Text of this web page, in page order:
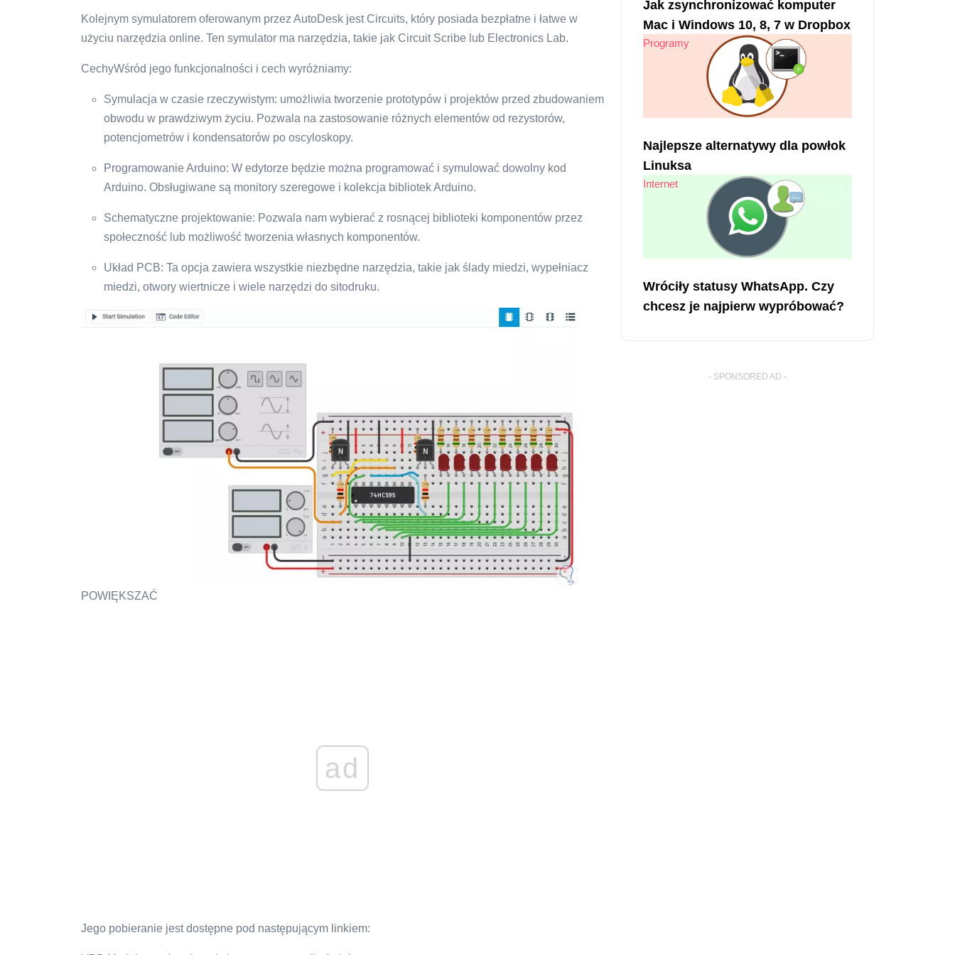
Kolejnym symulatorem oferowanym przez AutoDesk jest Circuits, który posiada bezpłatne i łatwe w
użyciu narzędzia online. Ten symulator ma narzędzia, takie jak Circuit Scribe lub Electronics Lab.
CechyWśród jego funkcjonalności i cech wyróżniamy:
Symulacja w czasie rzeczywistym: umożliwia tworzenie prototypów i projektów przed zbudowaniem
obwodu w prawdziwym życiu. Pozwala na zastosowanie różnych elementów od rezystorów,
potencjometrów i kondensatorów po oscyloskopy.
Programowanie Arduino: W edytorze będzie można programować i symulować dowolny kod
Arduino. Obsługiwane są monitory szeregowe i kolekcja bibliotek Arduino.
Schematyczne projektowanie: Pozwala nam wybierać z rosnącej biblioteki komponentów przez
społeczność lub możliwość tworzenia własnych komponentów.
Układ PCB: Ta opcja zawiera wszystkie niezbędne narzędzia, takie jak ślady miedzi, wypełniacz
miedzi, otwory wiertnicze i wiele narzędzi do sitodruku.
POWIĘKSZAĆ
ad
Jego pobieranie jest dostępne pod następującym linkiem:
Jak zsynchronizować komputer
Mac i Windows 10, 8, 7 w Dropbox
Programy
Najlepsze alternatywy dla powłok
Linuksa
Internet
Wróciły statusy WhatsApp. Czy
chcesz je najpierw wypróbować?
- SPONSORED AD -